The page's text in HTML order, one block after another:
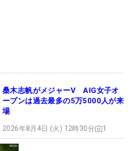
桑木志帆がメジャーV AIG女子オ
ープンは過去最多の5万5000人が来
場
2026年8月4日 (火) 12時30分 1